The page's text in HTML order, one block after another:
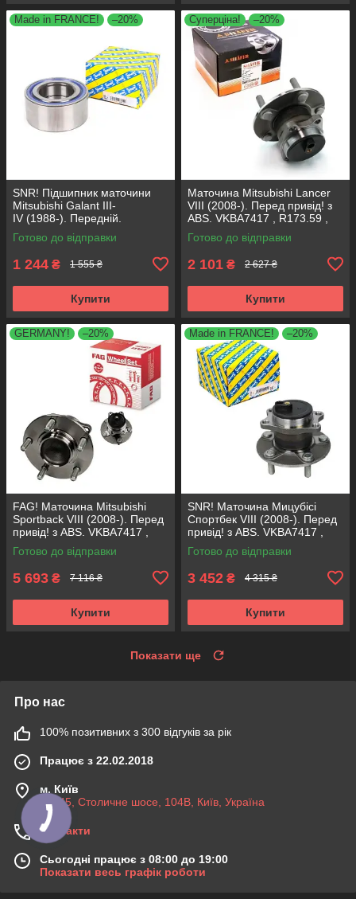
Made in FRANCE! –20%
SNR! Підшипник маточини
Mitsubishi Galant III-
IV (1988-). Передній.
VKBA1970 , R173.14 ,
713619170 Франція!
Готово до відправки
1 244 ₴ 1 555 ₴
Купити
Суперціна! –20%
Маточина Mitsubishi Lancer
VIII (2008-). Перед привід! з
ABS. VKBA7417 , R173.59 ,
713619870 SHAFER Австрія
Готово до відправки
2 101 ₴ 2 627 ₴
Купити
GERMANY! –20%
FAG! Маточина Mitsubishi
Sportback VIII (2008-). Перед
привід! з ABS. VKBA7417 ,
R173.59 , 713619870
Німеччина!
Готово до відправки
5 693 ₴ 7 116 ₴
Купити
Made in FRANCE! –20%
SNR! Маточина Мицубісі
Спортбек VIII (2008-). Перед
привід! з ABS. VKBA7417 ,
R173.59 , 713619870
Франція!
Готово до відправки
3 452 ₴ 4 315 ₴
Купити
Показати ще
Про нас
100% позитивних з 300 відгуків за рік
Працює з 22.02.2018
м. Київ
03045, Столичне шосе, 104B, Київ, Україна
Контакти
Сьогодні працює з 08:00 до 19:00
Показати весь графік роботи